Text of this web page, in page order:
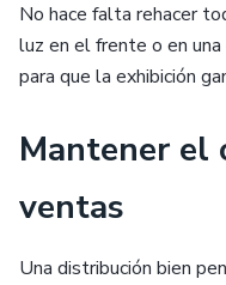
No hace falta rehacer
luz en el frente o en
para que la exhibición
Mantener el
ventas
Una distribución bien